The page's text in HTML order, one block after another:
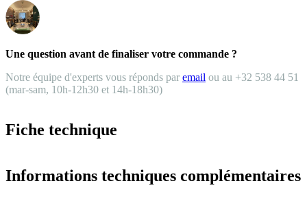
Une question avant de finaliser votre commande ?
Notre équipe d'experts vous réponds par email ou au +32 538 44 51
(mar-sam, 10h-12h30 et 14h-18h30)
Fiche technique
Informations techniques complémentaires